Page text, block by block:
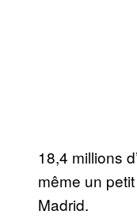
18,4 millions
même un
Madrid.